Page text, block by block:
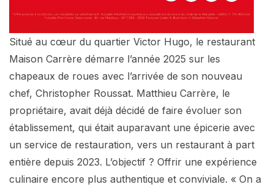
Situé au cœur du quartier Victor Hugo, le restaurant
Maison Carrère démarre l’année 2025 sur les
chapeaux de roues avec l’arrivée de son nouveau
chef, Christopher Roussat. Matthieu Carrère, le
propriétaire, avait déjà décidé de faire évoluer son
établissement, qui était auparavant une épicerie avec
un service de restauration, vers un restaurant à part
entière depuis 2023. L’objectif ? Offrir une expérience
culinaire encore plus authentique et conviviale. « On a